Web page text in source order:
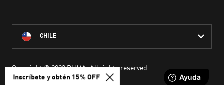
Inscríbete y obtén 15% OFF